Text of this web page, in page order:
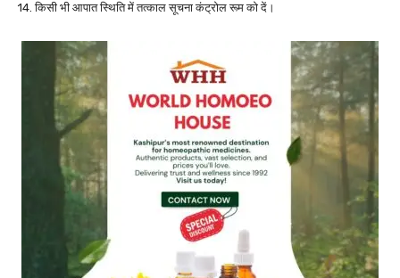
14. किसी भी आपात स्थिति में तत्काल सूचना कंट्रोल रूम को दें।